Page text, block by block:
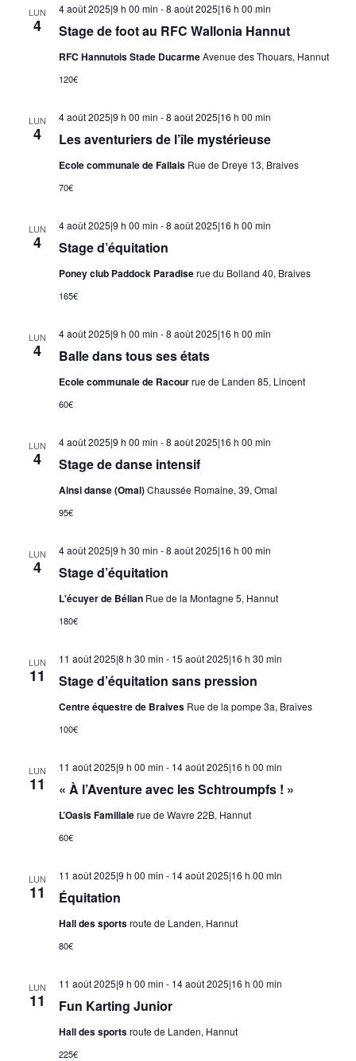
LUN
4 Stage de foot au RFC Wallonia Hannut
4 août 2025|9 h 00 min -8 août 2025|16 h 00 min
RFC Hannutois Stade DucarmeAvenue des Thouars, Hannut
120€
LUN
4 Les aventuriers de l’île mystérieuse
4 août 2025|9 h 00 min -8 août 2025|16 h 00 min
Ecole communale de Fallais Rue de Dreye 13, Braives
70€
LUN
4 Stage d’équitation
4 août 2025|9 h 00 min -8 août 2025|16 h 00 min
Poney club Paddock Paradiserue du Bolland 40, Braives
165€
LUN
4 Balle dans tous ses états
4 août 2025|9 h 00 min -8 août 2025|16 h 00 min
Ecole communale de Racourrue de Landen 85, Lincent
60€
LUN
4 Stage de danse intensif
4 août 2025|9 h 00 min -8 août 2025|16 h 00 min
Ainsi danse (Omal)Chaussée Romaine, 39, Omal
95€
LUN
4 Stage d’équitation
4 août 2025|9 h 30 min -8 août 2025|16 h 00 min
L'écuyer de Bélian Rue de la Montagne 5, Hannut
180€
LUN
11 Stage d’équitation sans pression
11 août 2025|8 h 30 min - 15 août 2025|16 h 30 min
Centre équestre de Braives Rue de la pompe 3a, Braives
100€
LUN
11 « À l’Aventure avec les Schtroumpfs ! »
11 août 2025|9 h 00 min - 14 août 2025|16 h 00 min
L’Oasis Familialerue de Wavre 22B, Hannut
60€
LUN
11 Équitation
11 août 2025|9 h 00 min - 14 août 2025|16 h 00 min
Hall des sportsroute de Landen, Hannut
80€
LUN
11 Fun Karting Junior
11 août 2025|9 h 00 min - 14 août 2025|16 h 00 min
Hall des sportsroute de Landen, Hannut
225€